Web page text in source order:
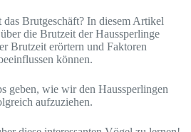
Brutgeschäft? In diesem Artikel
die Brutzeit der Haussperlinge
Brutzeit erörtern und Faktoren
können.
geben, wie wir den Haussperlingen
aufzuziehen.